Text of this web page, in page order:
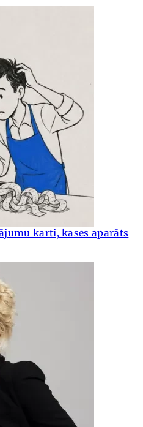
karti, kases aparāts